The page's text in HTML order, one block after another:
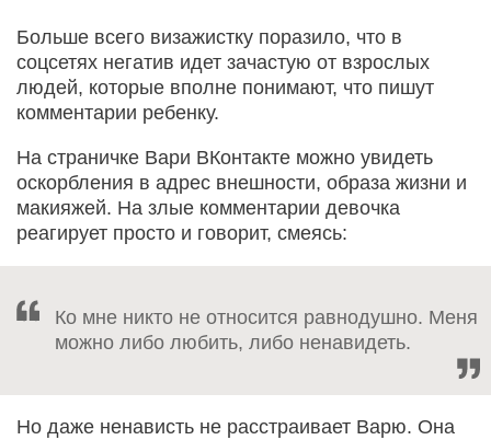
Больше всего визажистку поразило, что в
соцсетях негатив идет зачастую от взрослых
людей, которые вполне понимают, что пишут
комментарии ребенку.
На страничке Вари ВКонтакте можно увидеть
оскорбления в адрес внешности, образа жизни и
макияжей. На злые комментарии девочка
реагирует просто и говорит, смеясь:
Ко мне никто не относится равнодушно. Меня
можно либо любить, либо ненавидеть.
Но даже ненависть не расстраивает Варю. Она